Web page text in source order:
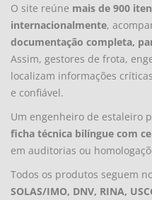
O site reúne mais de 900
internacionalmente,
documentação completa,
Assim, gestores de frota,
localizam informações
e confiável.
Um engenheiro de estaleiro
ficha técnica bilíngue com
em auditorias ou
Todos os produtos seguem
SOLAS/IMO, DNV, RINA,